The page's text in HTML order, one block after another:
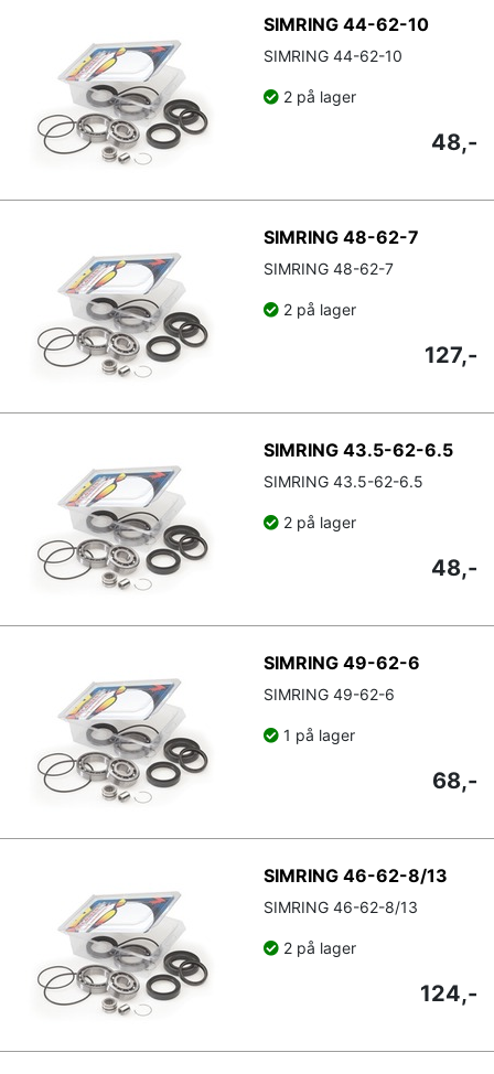
SIMRING 44-62-10
SIMRING 44-62-10
2 på lager
48,-
SIMRING 48-62-7
SIMRING 48-62-7
2 på lager
127,-
SIMRING 43.5-62-6.5
SIMRING 43.5-62-6.5
2 på lager
48,-
SIMRING 49-62-6
SIMRING 49-62-6
1 på lager
68,-
SIMRING 46-62-8/13
SIMRING 46-62-8/13
2 på lager
124,-